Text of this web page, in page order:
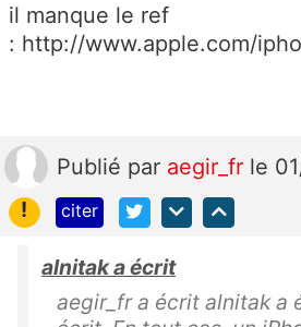
il manque le ref
: http://www.apple.com/
Publié par aegir_fr le
!
citer
alnitak a écrit
aegir_fr a écrit alnitak a